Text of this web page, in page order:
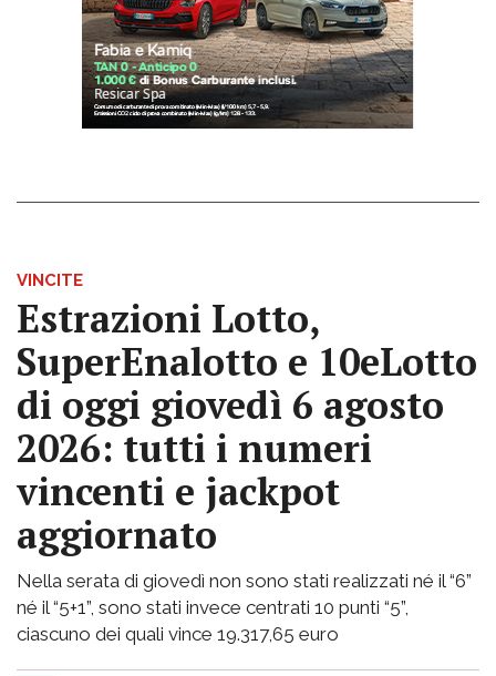
VINCITE
Estrazioni Lotto,
SuperEnalotto e 10eLotto
di oggi giovedì 6 agosto
2026: tutti i numeri
vincenti e jackpot
aggiornato
Nella serata di giovedì non sono stati realizzati né il “6”
né il “5+1”, sono stati invece centrati 10 punti “5”,
ciascuno dei quali vince 19.317,65 euro